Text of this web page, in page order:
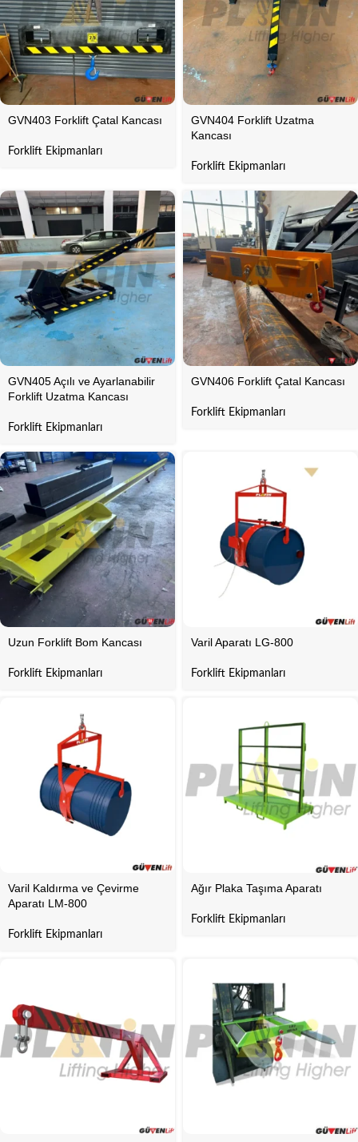
GVN403 Forklift Çatal Kancası
Forklift Ekipmanları
GVN404 Forklift Uzatma
Kancası
Forklift Ekipmanları
GVN405 Açılı ve Ayarlanabilir
Forklift Uzatma Kancası
Forklift Ekipmanları
GVN406 Forklift Çatal Kancası
Forklift Ekipmanları
Uzun Forklift Bom Kancası
Forklift Ekipmanları
Varil Aparatı LG-800
Forklift Ekipmanları
Varil Kaldırma ve Çevirme
Aparatı LM-800
Forklift Ekipmanları
Ağır Plaka Taşıma Aparatı
Forklift Ekipmanları